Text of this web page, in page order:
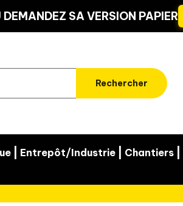
SA VERSION PAPIER
Rechercher
Entrepôt/Industrie Chantiers